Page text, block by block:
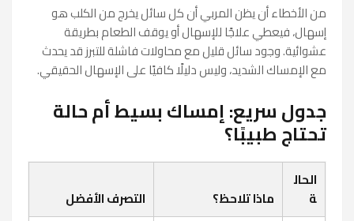
من الأخطاء أن يظن المربي أن كل سائل يخرج من الكلب هو
إسهال، فيعطي علاجًا للإسهال أو يوقف الطعام بطريقة
عشوائية. وجود سائل قليل مع محاولات فاشلة للتبرز قد يحدث
مع الإمساك الشديد، وليس دليلًا كافيًا على الإسهال الحقيقي.
جدول سريع: إمساك بسيط أم حالة
تحتاج طبيبًا؟
الحال
ة
ماذا تلاحظ؟
التصرف الأفضل